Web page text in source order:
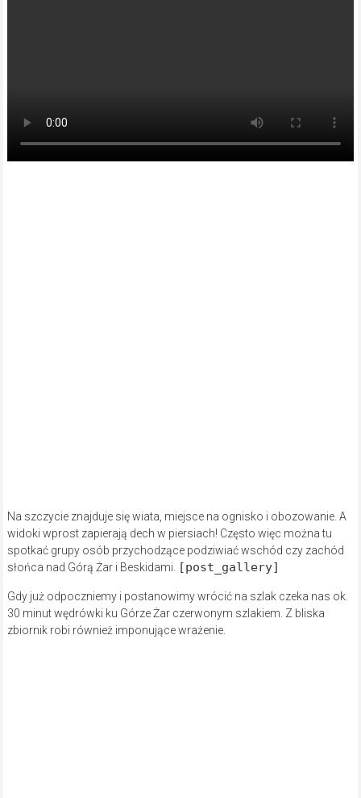
Na szczycie znajduje się wiata, miejsce na ognisko i obozowanie. A
widoki wprost zapierają dech w piersiach! Często więc można tu
spotkać grupy osób przychodzące podziwiać wschód czy zachód
słońca nad Górą Żar i Beskidami.
[post_gallery]
Gdy już odpoczniemy i postanowimy wrócić na szlak czeka nas ok.
30 minut wędrówki ku Górze Żar czerwonym szlakiem. Z bliska
zbiornik robi również imponujące wrażenie.